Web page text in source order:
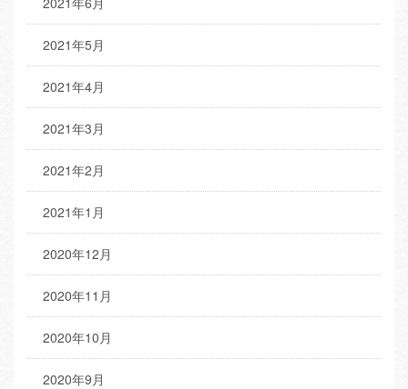
2021年5月
2021年4月
2021年3月
2021年2月
2021年1月
2020年12月
2020年11月
2020年10月
2020年9月